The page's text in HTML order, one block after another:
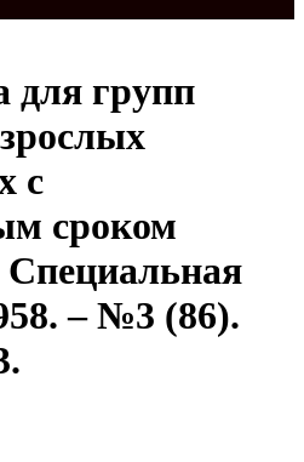
групп
с
сроком
Специальная
– №3 (86).